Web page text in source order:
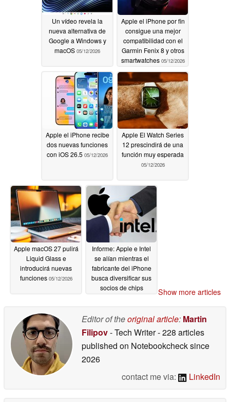
Un vídeo revela la
nueva alternativa de
Google a Windows y
macOS 05/12/2026
Apple el iPhone por fin
consigue una mejor
compatibilidad con el
Garmin Fenix 8 y otros
smartwatches 05/12/2026
Apple el iPhone recibe
dos nuevas funciones
con iOS 26.5 05/12/2026
Apple El Watch Series
12 prescindirá de una
función muy esperada
05/12/2026
Apple macOS 27 pulirá
Liquid Glass e
introducirá nuevas
funciones 05/12/2026
Informe: Apple e Intel
se alían mientras el
fabricante del iPhone
busca diversificar sus
socios de chips
Show more articles
Editor of theoriginal article: Martin
Filipov- Tech Writer- 228 articles
published on Notebookchecksince
2026
contact me via:
LinkedIn